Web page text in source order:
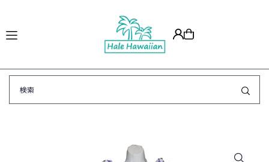
Translation missing: ja.accessibility.skip_to_text